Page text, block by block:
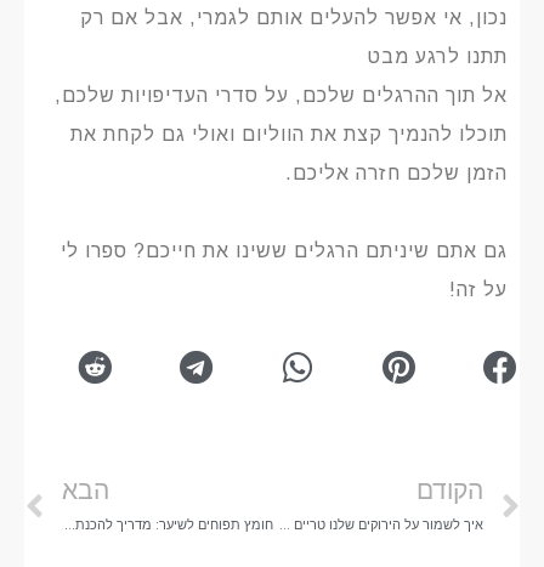
נכון, אי אפשר להעלים אותם לגמרי, אבל אם רק
תתנו לרגע מבט
אל תוך ההרגלים שלכם, על סדרי העדיפויות שלכם,
תוכלו להנמיך קצת את הווליום ואולי גם לקחת את
הזמן שלכם חזרה אליכם.
גם אתם שיניתם הרגלים ששינו את חייכם? ספרו לי
על זה!
הקודם
איך לשמור על הירוקים שלנו טריים לאורך זמן
הבא
חומץ תפוחים לשיער: מדריך להכנת מרכך טבעי ב 2 דקות